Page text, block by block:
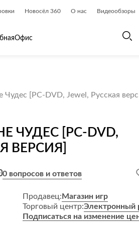
Новосёл 360 О нас Видеообзоры
Офис
Книжные шкафы
Шкафы
Шкафы
Шкафы-купе
Чудес [PC-DVD, Jewel, Русская
ЧУДЕС [PC-DVD,
ВЕРСИЯ]
0 вопросов и ответов
Продавец: Магазин игр
Торговый центр:Электронный
Подписаться на изменение